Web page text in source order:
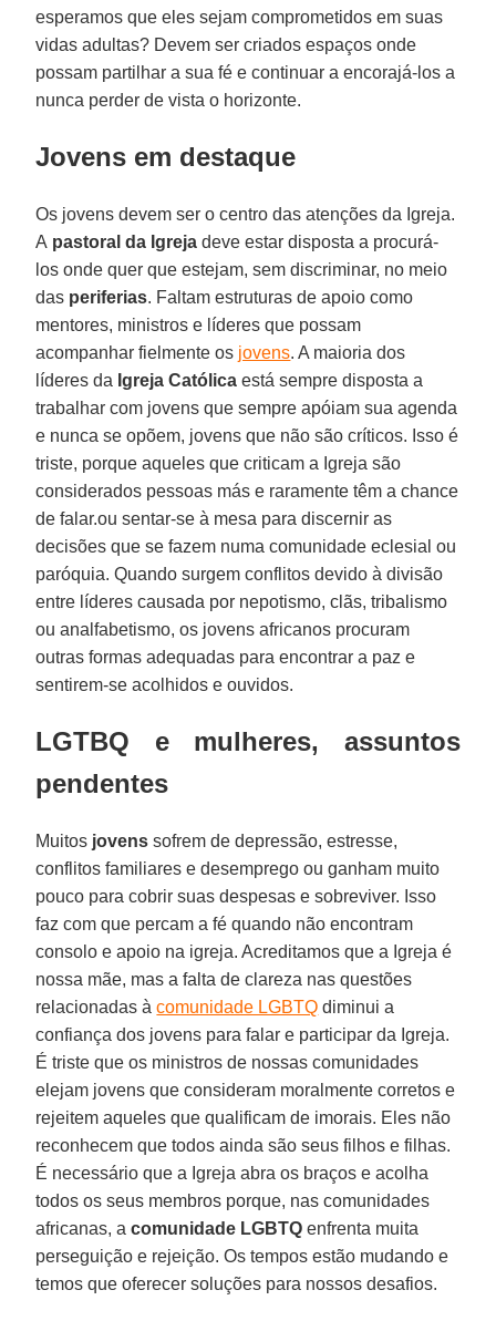
esperamos que eles sejam comprometidos em suas
vidas adultas? Devem ser criados espaços onde
possam partilhar a sua fé e continuar a encorajá-los a
nunca perder de vista o horizonte.
Jovens em destaque
Os jovens devem ser o centro das atenções da Igreja.
A pastoral da Igreja deve estar disposta a procurá-
los onde quer que estejam, sem discriminar, no meio
das periferias. Faltam estruturas de apoio como
mentores, ministros e líderes que possam
acompanhar fielmente os jovens. A maioria dos
líderes da Igreja Católica está sempre disposta a
trabalhar com jovens que sempre apóiam sua agenda
e nunca se opõem, jovens que não são críticos. Isso é
triste, porque aqueles que criticam a Igreja são
considerados pessoas más e raramente têm a chance
de falar.ou sentar-se à mesa para discernir as
decisões que se fazem numa comunidade eclesial ou
paróquia. Quando surgem conflitos devido à divisão
entre líderes causada por nepotismo, clãs, tribalismo
ou analfabetismo, os jovens africanos procuram
outras formas adequadas para encontrar a paz e
sentirem-se acolhidos e ouvidos.
LGTBQ e mulheres, assuntos
pendentes
Muitos jovens sofrem de depressão, estresse,
conflitos familiares e desemprego ou ganham muito
pouco para cobrir suas despesas e sobreviver. Isso
faz com que percam a fé quando não encontram
consolo e apoio na igreja. Acreditamos que a Igreja é
nossa mãe, mas a falta de clareza nas questões
relacionadas àcomunidade LGBTQ diminui a
confiança dos jovens para falar e participar da Igreja.
É triste que os ministros de nossas comunidades
elejam jovens que consideram moralmente corretos e
rejeitem aqueles que qualificam de imorais. Eles não
reconhecem que todos ainda são seus filhos e filhas.
É necessário que a Igreja abra os braços e acolha
todos os seus membros porque, nas comunidades
africanas, acomunidade LGBTQ enfrenta muita
perseguição e rejeição. Os tempos estão mudando e
temos que oferecer soluções para nossos desafios.